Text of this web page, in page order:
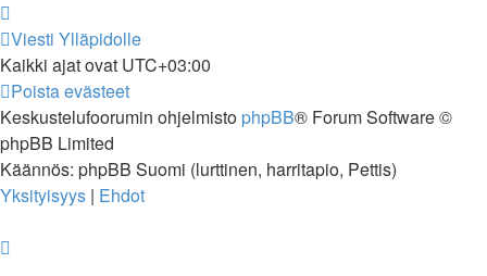
Viesti Ylläpidolle
Kaikki ajat ovat UTC+03:00
Poista evästeet
Keskustelufoorumin ohjelmisto phpBB® Forum Software ©
phpBB Limited
Käännös: phpBB Suomi (lurttinen, harritapio, Pettis)
Yksityisyys | Ehdot